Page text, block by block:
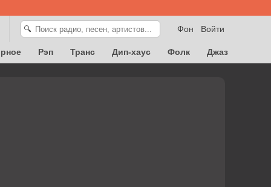
Войти
Фон
🔍
Рэп Транс Дип-хаус Фолк Джаз